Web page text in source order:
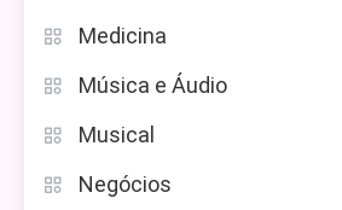
Medicina
Música e Áudio
Musical
Negócios